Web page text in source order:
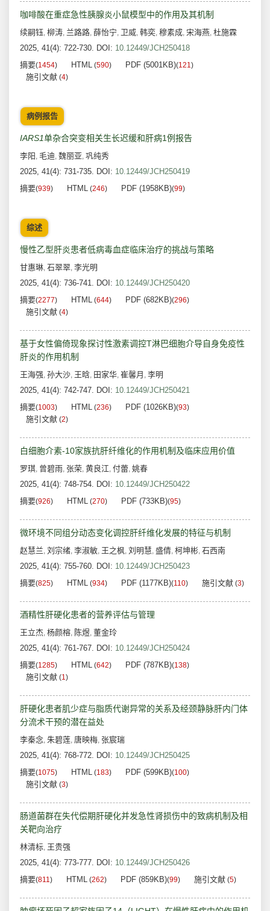
咖啡酸在重症急性胰腺炎小鼠模型中的作用及其机制
续嗣钰, 柳涛, 兰路路, 薛怡宁, 卫威, 韩奕, 穆素成, 宋海燕, 杜施霖
2025, 41(4): 722-730. DOI: 10.12449/JCH250418
摘要(1454) HTML (590) PDF (5001KB)(121)
施引文献 (4)
病例报告
IARS1单杂合突变相关生长迟缓和肝病1例报告
李阳 , 毛迪, 魏丽亚, 巩纯秀
2025, 41(4): 731-735. DOI: 10.12449/JCH250419
摘要(939) HTML (246) PDF (1958KB)(99)
综述
慢性乙型肝炎患者低病毒血症临床治疗的挑战与策略
甘惠琳, 石翠翠, 李光明
2025, 41(4): 736-741. DOI: 10.12449/JCH250420
摘要(2277) HTML (644) PDF (682KB)(296)
施引文献 (4)
基于女性偏倚现象探讨性激素调控T淋巴细胞介导自身免疫性
肝炎的作用机制
王海强, 孙大沙, 王晗, 田家华, 崔馨月 , 李明
2025, 41(4): 742-747. DOI: 10.12449/JCH250421
摘要(1003) HTML (236) PDF (1026KB)(93)
施引文献 (2)
白细胞介素-10家族抗肝纤维化的作用机制及临床应用价值
罗琪, 曾碧雨, 张荣, 黄良江, 付蕾, 姚春
2025, 41(4): 748-754. DOI: 10.12449/JCH250422
摘要(926) HTML (270) PDF (733KB)(95)
微环境不同组分动态变化调控肝纤维化发展的特征与机制
赵慧兰, 刘宗绪, 李淑敏, 王之枫, 刘明慧, 盛倩, 柯坤彬, 石西南
2025, 41(4): 755-760. DOI: 10.12449/JCH250423
摘要(825) HTML (934) PDF (1177KB)(110) 施引文献 (3)
酒精性肝硬化患者的营养评估与管理
王立杰, 杨颜榕, 陈煜, 董金玲
2025, 41(4): 761-767. DOI: 10.12449/JCH250424
摘要(1285) HTML (642) PDF (787KB)(138)
施引文献 (1)
肝硬化患者肌少症与脂质代谢异常的关系及经颈静脉肝内门体
分流术干预的潜在益处
李秦念, 朱碧莲, 唐映梅, 张宸瑞
2025, 41(4): 768-772. DOI: 10.12449/JCH250425
摘要(1075) HTML (183) PDF (599KB)(100)
施引文献 (3)
肠道菌群在失代偿期肝硬化并发急性肾损伤中的致病机制及相
关靶向治疗
林清标, 王贵强
2025, 41(4): 773-777. DOI: 10.12449/JCH250426
摘要(811) HTML (262) PDF (859KB)(99) 施引文献 (5)